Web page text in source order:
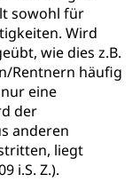
sowohl für
Wird
wie dies z.B.
Rentnern häufig
eine
der
anderen
liegt
i.S. Z.).
Kartell,
und